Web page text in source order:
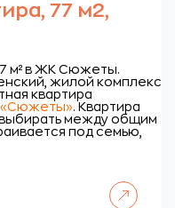
77 м2,
м² в ЖК Сюжеты.
жилой комплекс
квартира
«Сюжеты». Квартира
между общим
под семью,